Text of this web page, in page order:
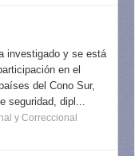
investigado y se está
en el
del Cono Sur,
seguridad, dipl...
y Correccional